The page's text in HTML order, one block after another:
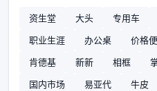
资生堂 大头 专用车
职业生涯
办公桌 价格
肯德基
新新 相框
国内市场
易亚代 牛皮